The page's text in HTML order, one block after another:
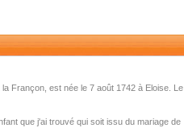
Françon, est née le 7 août 1742 à Eloise. Le
que j'ai trouvé qui soit issu du mariage de